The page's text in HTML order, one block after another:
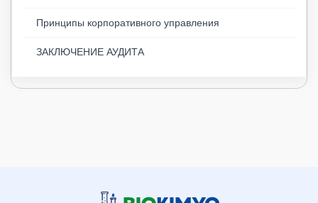
Принципы корпоративного управления
ЗАКЛЮЧЕНИЕ АУДИТА